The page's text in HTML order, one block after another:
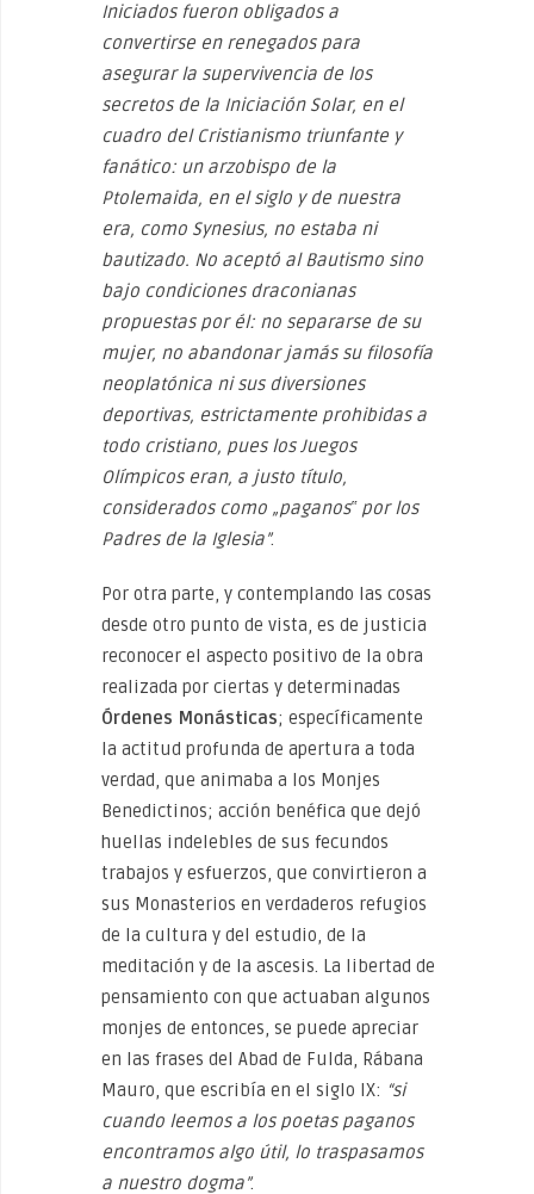
Iniciados fueron obligados a
convertirse en renegados para
asegurar la supervivencia de los
secretos de la Iniciación Solar, en el
cuadro del Cristianismo triunfante y
fanático: un arzobispo de la
Ptolemaida, en el siglo y de nuestra
era, como Synesius, no estaba ni
bautizado. No aceptó al Bautismo sino
bajo condiciones draconianas
propuestas por él: no separarse de su
mujer, no abandonar jamás su filosofía
neoplatónica ni sus diversiones
deportivas, estrictamente prohibidas a
todo cristiano, pues los Juegos
Olímpicos eran, a justo título,
considerados como „paganos‟ por los
Padres de la Iglesia”.
Por otra parte, y contemplando las cosas
desde otro punto de vista, es de justicia
reconocer el aspecto positivo de la obra
realizada por ciertas y determinadas
Órdenes Monásticas; específicamente
la actitud profunda de apertura a toda
verdad, que animaba a los Monjes
Benedictinos; acción benéfica que dejó
huellas indelebles de sus fecundos
trabajos y esfuerzos, que convirtieron a
sus Monasterios en verdaderos refugios
de la cultura y del estudio, de la
meditación y de la ascesis. La libertad de
pensamiento con que actuaban algunos
monjes de entonces, se puede apreciar
en las frases del Abad de Fulda, Rábana
Mauro, que escribía en el siglo IX: “si
cuando leemos a los poetas paganos
encontramos algo útil, lo traspasamos
a nuestro dogma”.